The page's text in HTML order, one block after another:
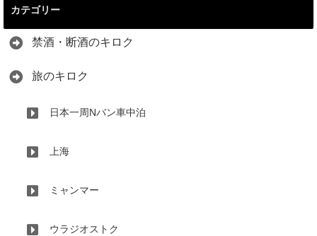
カテゴリー
禁酒・断酒のキロク
旅のキロク
日本一周Nバン車中泊
上海
ミャンマー
ウラジオストク